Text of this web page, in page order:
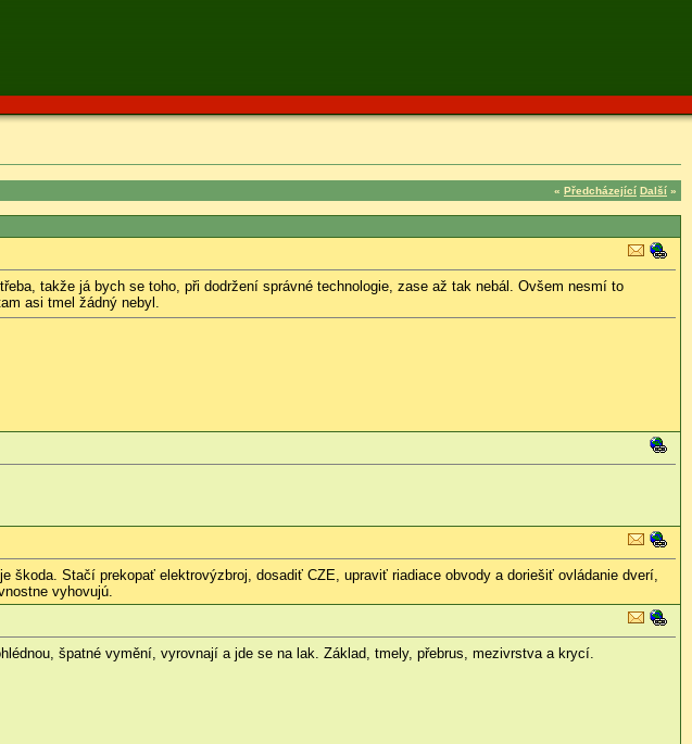
« Předcházející Další »
takže já bych se toho, při dodržení správné technologie, zase až tak nebál. Ovšem nesmí to
asi tmel žádný nebyl.
Stačí prekopať elektrovýzbroj, dosadiť CZE, upraviť riadiace obvody a doriešiť ovládanie dverí,
vyhovujú.
špatné vymění, vyrovnají a jde se na lak. Základ, tmely, přebrus, mezivrstva a krycí.